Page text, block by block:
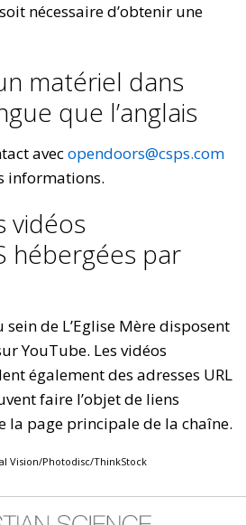
nécessaire d’obtenir une
matériel dans
que l’anglais
avecopendoors@csps.com
informations.
vidéos
hébergées par
de L’Eglise Mère disposent
YouTube. Les vidéos
également des adresses URL
faire l’objet de liens
la page principale de la chaîne.
Vision/Photodisc/ThinkStock